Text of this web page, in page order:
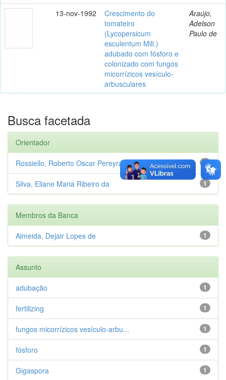
13-nov-1992
Crescimento do
tomateiro
(Lycopersicum
esculentum Mill.)
adubado com fósforo e
colonizado com fungos
micorrízicos vesículo-
arbusculares
Araújo,
Adelson
Paulo de
Busca facetada
Orientador
1
Rossiello, Roberto Oscar Pereyra
1
Silva, Eliane Maria Ribeiro da
Membros da Banca
1
Almeida, Dejair Lopes de
Assunto
1
adubação
1
fertilizing
1
fungos micorrízicos vesículo-arbu...
1
fósforo
1
Gigaspora